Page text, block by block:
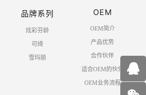
品牌系列
炫彩芬龄
可绮
雪玛丽
OEM
OEM简介
产品优势
合作伙伴
适合OEM的伙伴
OEM业务流程